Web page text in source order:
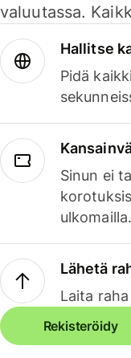
valuutassa.
Hallitse
Pidä
Sinun ei
ulkomailla.
Lähetä
Laita
Rekisteröidy